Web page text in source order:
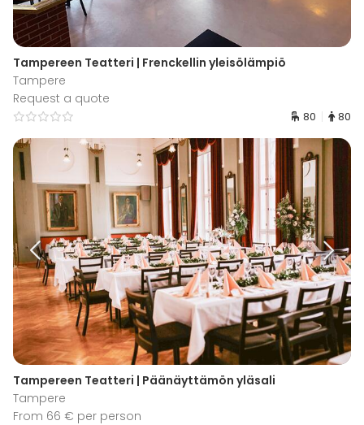
Tampereen Teatteri | Frenckellin yleisölämpiö
Tampere
Request a quote
80 80
Tampereen Teatteri | Päänäyttämön yläsali
Tampere
From 66 € per person